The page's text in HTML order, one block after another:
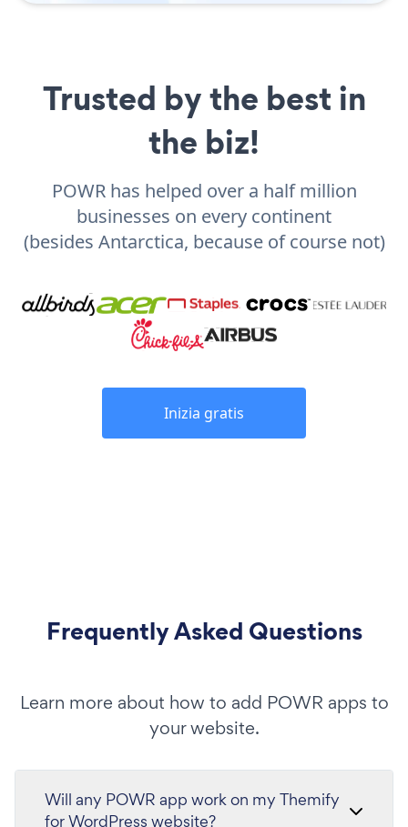
Trusted by the best in
the biz!
POWR has helped over a half million
businesses on every continent
(besides Antarctica, because of course not)
Inizia gratis
Frequently Asked Questions
Learn more about how to add POWR apps to
your website.
Will any POWR app work on my Themify
for WordPress website?